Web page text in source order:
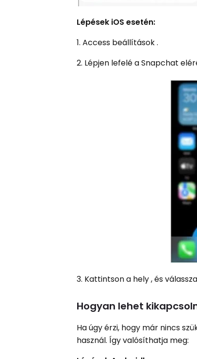
Lépések iOS esetén:
1. Access beállítások .
2. Lépjen lefelé a Snapchat
3. Kattintson a hely , és
Hogyan lehet
Ha úgy érzi, hogy már nincs
használ. Így valósíthatja meg: